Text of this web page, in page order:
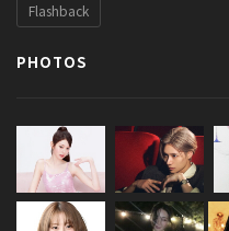
Flashback
PHOTOS